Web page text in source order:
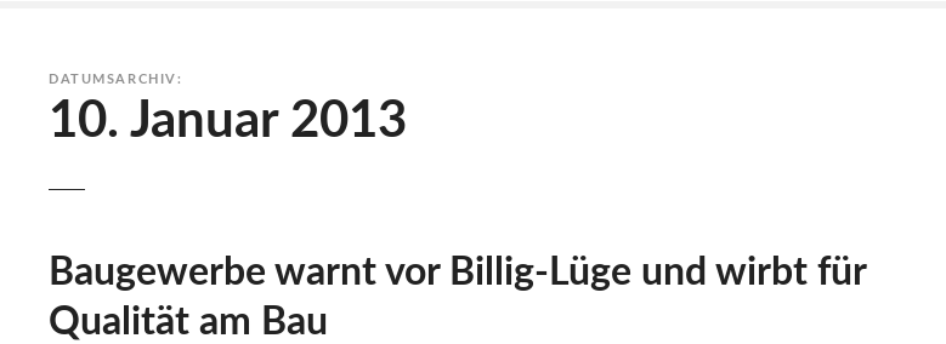
DATUMSARCHIV:
10. Januar 2013
Baugewerbe warnt vor Billig-Lüge und wirbt für
Qualität am Bau